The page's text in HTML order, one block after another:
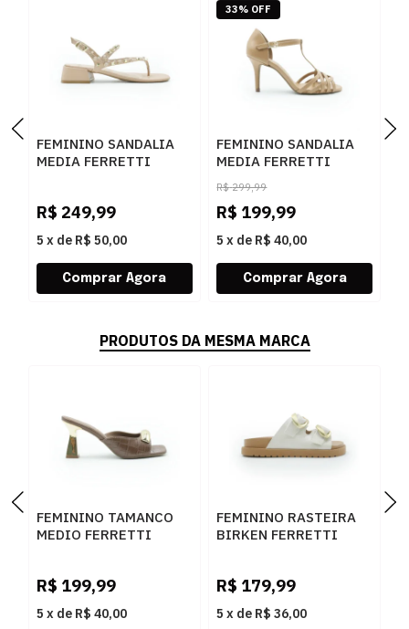
FEMININO SANDALIA
MEDIA FERRETTI
R$ 249,99
5 x de R$ 50,00
FEMININO SANDALIA
MEDIA FERRETTI
701501947 NAPA SEDA
MOCHA
R$ 299,99
R$ 199,99
5 x de R$ 40,00
33% OFF
PRODUTOS DA MESMA MARCA
FEMININO TAMANCO
MEDIO FERRETTI
R$ 199,99
5 x de R$ 40,00
FEMININO RASTEIRA
BIRKEN FERRETTI
R$ 179,99
5 x de R$ 36,00